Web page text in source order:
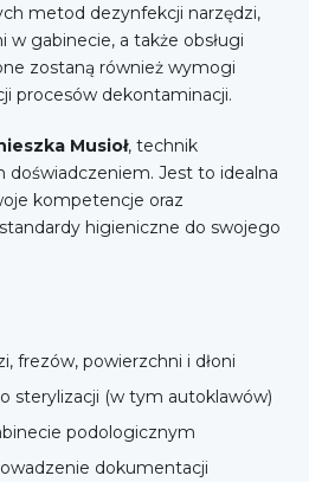
metod dezynfekcji narzędzi,
gabinecie, a także obsługi
zostaną również wymogi
procesów dekontaminacji.
Musioł, technik
doświadczeniem. Jest to idealna
kompetencje oraz
higieniczne do swojego
frezów, powierzchni i dłoni
sterylizacji (w tym autoklawów)
podologicznym
dokumentacji